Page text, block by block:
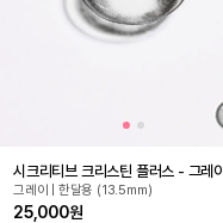
시크리티브 크리스틴 플러스 - 그레이
그레이 | 한달용 (13.5mm)
25,000원